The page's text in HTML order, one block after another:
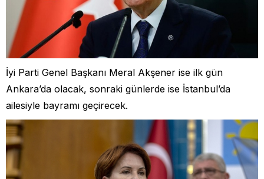
İyi Parti Genel Başkanı Meral Akşener ise ilk gün
Ankara’da olacak, sonraki günlerde ise İstanbul’da
ailesiyle bayramı geçirecek.